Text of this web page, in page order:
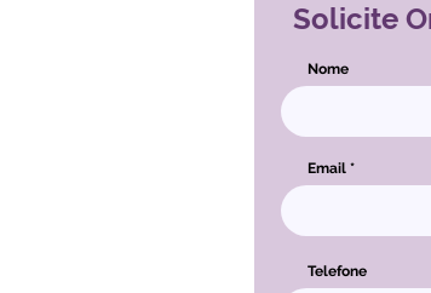
Solicite
Nome
Email
Telefone